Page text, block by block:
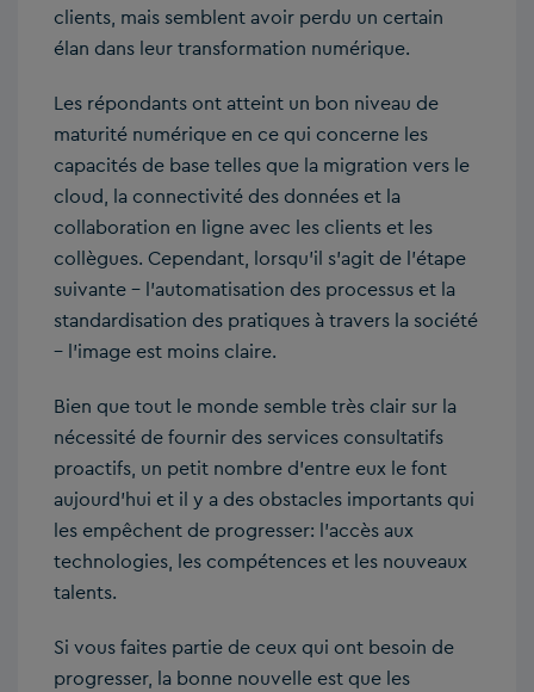
clients, mais semblent avoir perdu un certain
élan dans leur transformation numérique.
Les répondants ont atteint un bon niveau de
maturité numérique en ce qui concerne les
capacités de base telles que la migration vers le
cloud, la connectivité des données et la
collaboration en ligne avec les clients et les
collègues. Cependant, lorsqu’il s’agit de l’étape
suivante – l’automatisation des processus et la
standardisation des pratiques à travers la société
– l’image est moins claire.
Bien que tout le monde semble très clair sur la
nécessité de fournir des services consultatifs
proactifs, un petit nombre d’entre eux le font
aujourd’hui et il y a des obstacles importants qui
les empêchent de progresser: l’accès aux
technologies, les compétences et les nouveaux
talents.
Si vous faites partie de ceux qui ont besoin de
progresser, la bonne nouvelle est que les